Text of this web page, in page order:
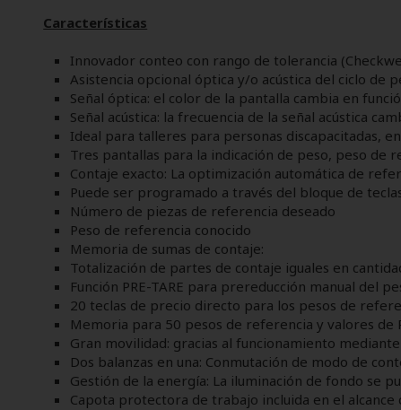
Características
Innovador conteo con rango de tolerancia
Asistencia opcional óptica y/o acústica del ciclo de
Señal óptica: el color de la pantalla cambia en
Señal acústica: la frecuencia de la señal acústica
Ideal para talleres para personas discapacitadas,
Tres pantallas para la indicación de peso, peso de
Contaje exacto: La optimización automática de
Puede ser programado a través del bloque de
Número de piezas de referencia deseado
Peso de referencia conocido
Memoria de sumas de contaje:
Totalización de partes de contaje iguales en
Función PRE-TARE para prereducción manual del
20 teclas de precio directo para los pesos de
Memoria para 50 pesos de referencia y valores de
Gran movilidad: gracias al funcionamiento
Dos balanzas en una: Conmutación de modo de
Gestión de la energía: La iluminación de fondo se
Capota protectora de trabajo incluida en el alcance